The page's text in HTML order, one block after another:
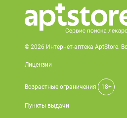
© 2026 Интернет-аптека AptStore.
Лицензии
Возрастные ограничения 18+
Пункты выдачи